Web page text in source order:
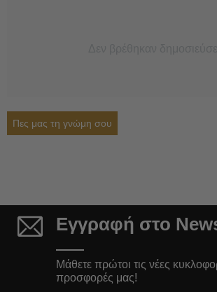
Πες μας τη γνώμη σου
Εγγραφή στο
Μάθετε πρώτοι τις νέες
προσφορές μας!